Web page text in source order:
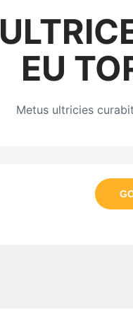
EU
Metus ultricies